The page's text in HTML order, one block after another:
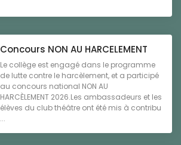
Concours NON AU HARCELEMENT
Le collège est engagé dans le programme
de lutte contre le harcèlement, et a participé
au concours national NON AU
HARCÈLEMENT 2026.Les ambassadeurs et les
élèves du club théâtre ont été mis à contribu
...